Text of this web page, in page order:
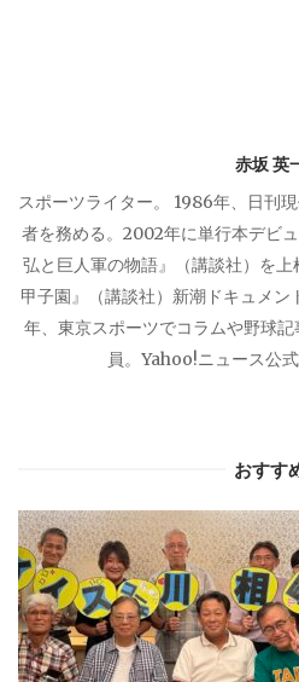
赤坂 英
スポーツライター。 1986年、日刊
者を務める。2002年に単行本デビ
弘と巨人軍の物語』（講談社）を
甲子園』（講談社）新潮ドキュメ
年、東京スポーツでコラムや野球
員。Yahoo!ニュース公式
おすす